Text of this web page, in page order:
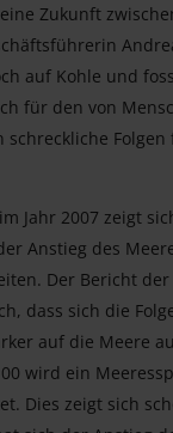
Zukunft
auf Kohle und
für den von
schreckliche
Jahr 2007 zeigt
Anstieg des
Der Bericht der
dass sich die
auf die Meere
wird ein
Dies zeigt sich